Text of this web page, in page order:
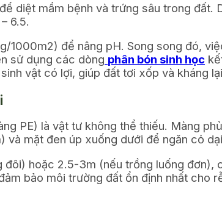
diệt mầm bệnh và trứng sâu trong đất.
6.5.
để nâng pH. Song song đó,
sử dụng các dòng phân bón sinh học
vật có lợi, giúp đất tơi xốp và kháng
PE) là vật tư không thể thiếu. Màng
mặt đen úp xuống dưới để ngăn cỏ
hoặc 2.5-3m (nếu trồng luống
bảo môi trường đất ổn định nhất cho